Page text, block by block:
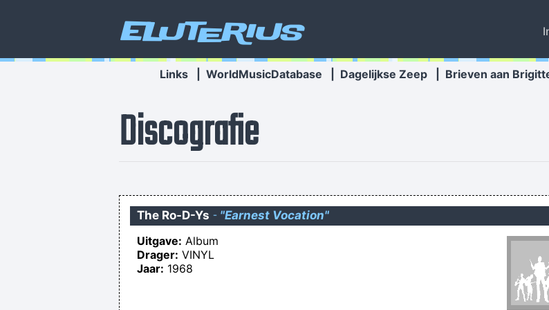
Eluterius
Links WorldMusicDatabase Dagelijkse Zeep Brieven aan
Discografie
Alles wees erop dat het weer een
aterdagmiddag heeft Arjen Robben in een kort
5G, vierde golf, derde prik. Nu nog iets vinden met 2 en 1 waar de
The Ro-D-Ys - "Earnest Vocation"
Uitgave: Album
Drager: VINYL
Jaar: 1968